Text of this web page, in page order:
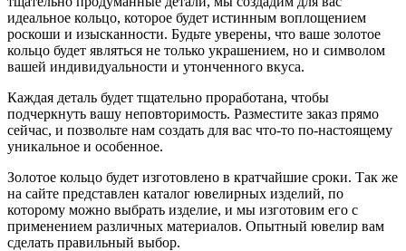
идеальное кольцо, которое будет истинным воплощением
роскоши и изысканности. Будьте уверены, что ваше золотое
кольцо будет являться не только украшением, но и символом
вашей индивидуальности и утонченного вкуса.
Каждая деталь будет тщательно проработана, чтобы
подчеркнуть вашу неповторимость. Разместите заказ прямо
сейчас, и позвольте нам создать для вас что-то по-настоящему
уникальное и особенное.
Золотое кольцо будет изготовлено в кратчайшие сроки. Так же
на сайте представлен каталог ювелирных изделий, по
которому можно выбрать изделие, и мы изготовим его с
применением различных материалов. Опытный ювелир вам
сделать правильный выбор.